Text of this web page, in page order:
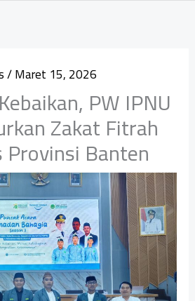
/Maret 15, 2026
PW IPNU
Zakat Fitrah
Banten